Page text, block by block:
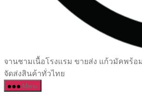
เซรามิค
ครบ
ครัน
จานชามเนื้อโรงแรม ขายส่ง แก้วมัคพร้
จัดส่งสินค้าทั่วไทย
Menu